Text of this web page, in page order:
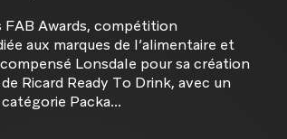
FAB Awards, compétition
aux marques de l’alimentaire et
Lonsdale pour sa création
Ricard Ready To Drink, avec un
Packa...